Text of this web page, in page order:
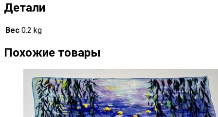
Детали
Вес 0.2 kg
Похожие товары